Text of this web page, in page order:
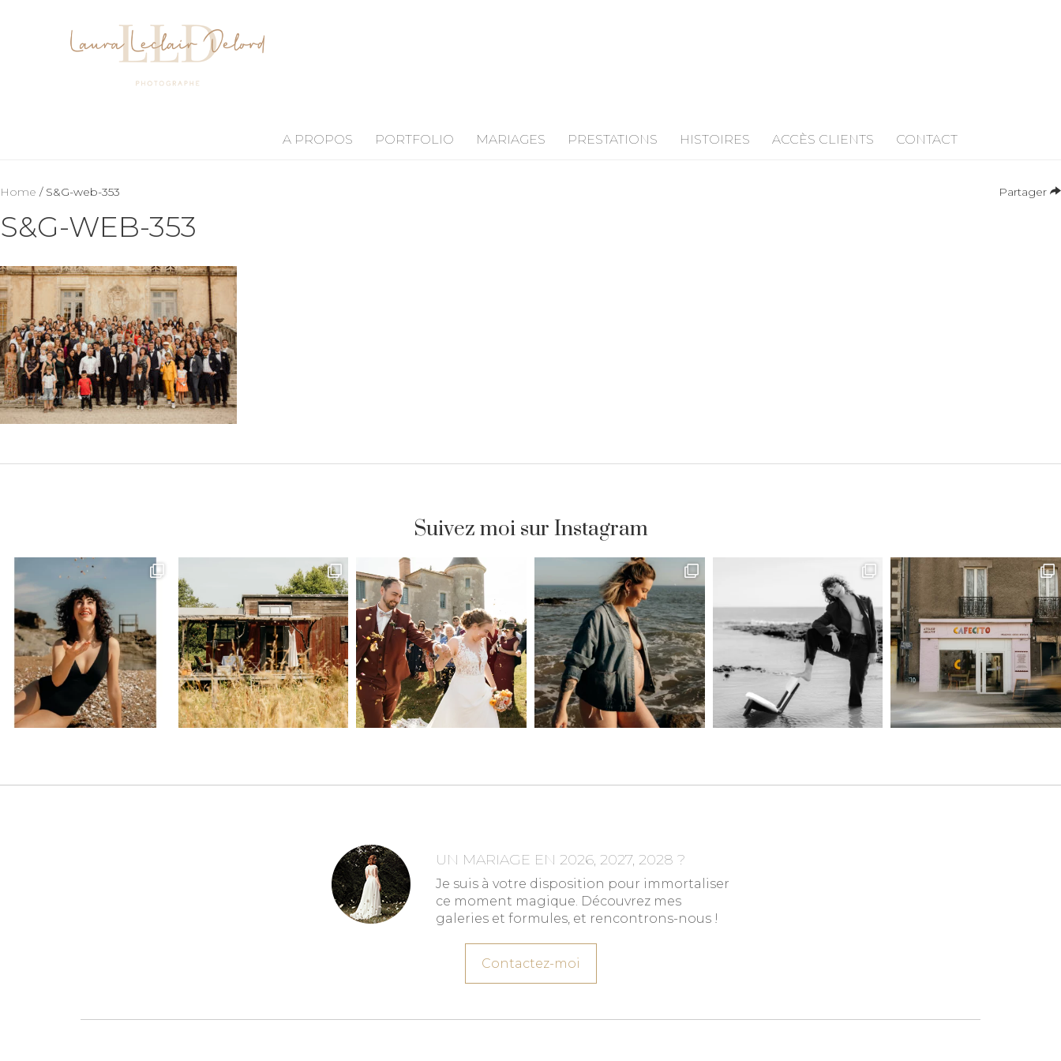
A PROPOS PORTFOLIO MARIAGES PRESTATIONS HISTOIRES ACCÈS CLIENTS CONTACT
Partager
Home / S&G-web-353
S&G-WEB-353
Suivez moi sur Instagram
UN MARIAGE EN 2026, 2027, 2028 ?
Je suis à votre disposition pour immortaliser
ce moment magique. Découvrez mes
galeries et formules, et rencontrons-nous !
Contactez-moi